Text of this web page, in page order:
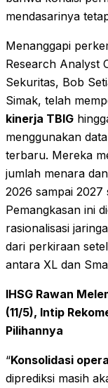
mendasarinya
Menanggapi
Research Analyst
Sekuritas, Bob
Simak, telah
kinerja TBIG
menggunakan
terbaru. Mereka
jumlah menara dan
2026 sampai 2027
Pemangkasan ini
rasionalisasi
dari perkiraan
antara XL dan
IHSG Rawan
(11/5), Intip
Pilihannya
“Konsolidasi
diprediksi masih